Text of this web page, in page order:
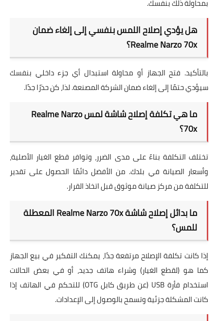
بمحاولة ذلك بنفسك.
هل يؤدي إصلاح اللمس بنفسي إلى إلغاء ضمان
Realme Narzo 70x؟
بالتأكيد. فتح الجهاز أو محاولة استبدال أي جزء داخلي بنفسك
سيؤدي حتمًا إلى إلغاء ضمان الشركة المصنعة. لذا، كن حذرًا جدًا.
ما هي تكلفة إصلاح شاشة لمس Realme Narzo
70x؟
تختلف التكلفة بناءً على مدى الضرر، وتوافر قطع الغيار الأصلية،
وأسعار الصيانة في بلدك. من الأفضل دائمًا الحصول على تقدير
للتكلفة من مركز صيانة موثوق قبل اتخاذ القرار.
ما بدائل إصلاح شاشة Realme Narzo 70x المعطلة
للمس؟
إذا كانت تكلفة الإصلاح مرتفعة جدًا، يمكنك التفكير في بيع الجهاز
كما هو (لقطع الغيار) وشراء هاتف جديد، أو في بعض الحالات
استخدام فأرة USB (عن طريق كابل OTG) للتحكم في الهاتف إذا
كانت المشكلة جزئية وتسمح بالوصول إلى الإعدادات.